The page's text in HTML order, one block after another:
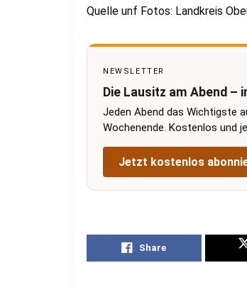
Quelle unf Fotos: Landkreis
NEWSLETTER
Die Lausitz am Abend –
Jeden Abend das Wichtigste
Wochenende. Kostenlos und
Jetzt kostenlos
Share